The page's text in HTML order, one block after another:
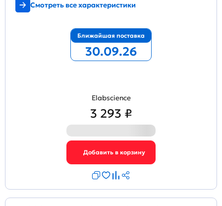
Смотреть все характеристики
Ближайшая поставка
30.09.26
Elabscience
3 293 ₽